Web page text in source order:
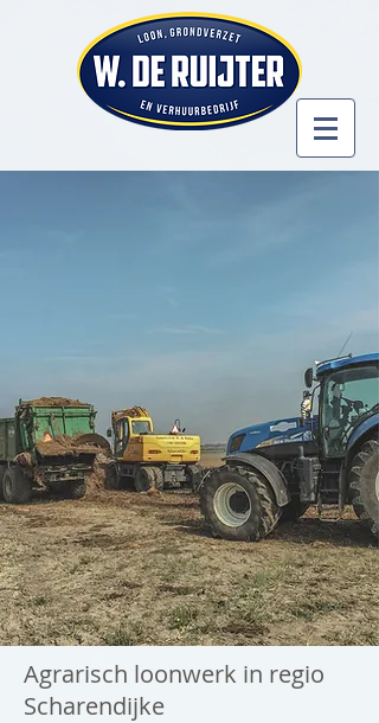
Agrarisch loonwerk in regio
Scharendijke